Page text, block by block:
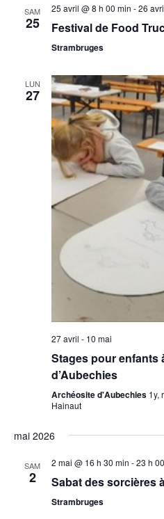
SAM
25
25 avril @ 8 h 00 min -26
Festival de Food
Strambruges
LUN
27
27 avril - 10 mai
Stages pour enfants
d’Aubechies
Archéosite d'Aubechies 1y,
Hainaut
mai 2026
SAM
2
2 mai @ 16 h 30 min -23 h
Sabat des sorcières
Strambruges